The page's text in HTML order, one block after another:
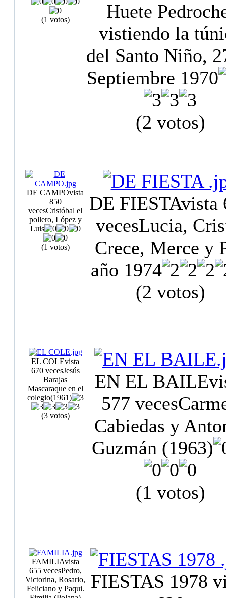
(1 votos)
Huete
vistiendo la
del Santo Niño,
Septiembre 1970
(2 votos)
DE CAMPOvista
850
vecesCristóbal el
pollero, López y
Luis
(1 votos)
DE FIESTAvista
vecesLucia,
Crece, Merce y
año 1974
(2 votos)
EL COLEvista
670 vecesJesús
Barajas
Mascaraque en el
colegio(1961)
(3 votos)
EN EL BAILE
577 veces
Cabiedas y
Guzmán (1963)
(1 votos)
FAMILIAvista
655 vecesPedro,
Victorina, Rosario,
Feliciano y Paqui.
FIESTAS 1978